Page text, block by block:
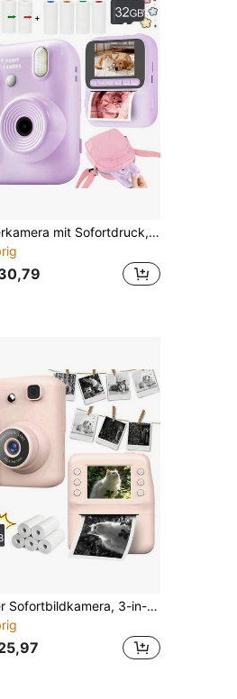
Kinderkamera mit Sofortdruck, digitale Kinderkamera mit Sofortfoto-Muster – 8-fach Zoom, 1080P HD-Video, integrierter Blitz, 4 Rollen Farbpapier (Rot/Blau/Orange/Grün), tragbar & einfach zu bedienen, bestes Geschenk für Feiertage & besondere Anlässe Weihnachten Geburtstag
Kinder Sofortbildkamera, 3-in-1 kreative Kinder Sofortbildkamera | tragbares Kinderspielzeug mit 1080P Video & 2,4" Bildschirm - inklusive Zeichnungsfotopapier | Weihnachten, Kindertag, Halloween & Neujahr, Musikfestival, Hochzeitssaison Geschenke für Jungen & Mädchen | Bündelangebote: Kamera nur / Kamera+32GB Karte+5 Papiersets / Upgrade-Paket (Kamera+32GB Karte+5 Druckerpapier + kleine Tasche) | Hergestellt in China